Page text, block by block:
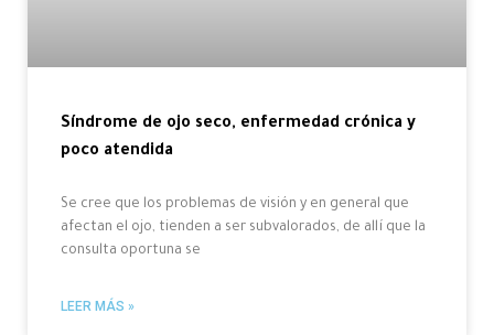
Síndrome de ojo seco, enfermedad crónica y
poco atendida
Se cree que los problemas de visión y en general que
afectan el ojo, tienden a ser subvalorados, de allí que la
consulta oportuna se
LEER MÁS »